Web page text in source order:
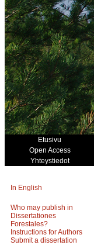
Etusivu
Open Access
Yhteystiedot
In English
Who may publish in
Dissertationes
Forestales?
Instructions for Authors
Submit a dissertation